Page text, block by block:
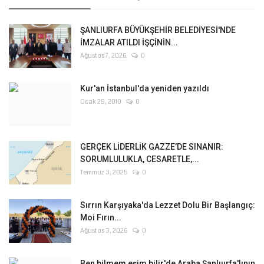
ŞANLIURFA BÜYÜKŞEHİR BELEDİYESİ'NDE
İMZALAR ATILDI İŞÇİNİN...
Ağustos 7, 2026 0
Kur'an İstanbul'da yeniden yazıldı
Ocak 29, 2010 0
GERÇEK LİDERLİK GAZZE’DE SINANIR:
SORUMLULUKLA, CESARETLE,...
Temmuz 3, 2025 0
Sırrın Karşıyaka'da Lezzet Dolu Bir Başlangıç:
Moi Fırın...
Ağustos 3, 2026 0